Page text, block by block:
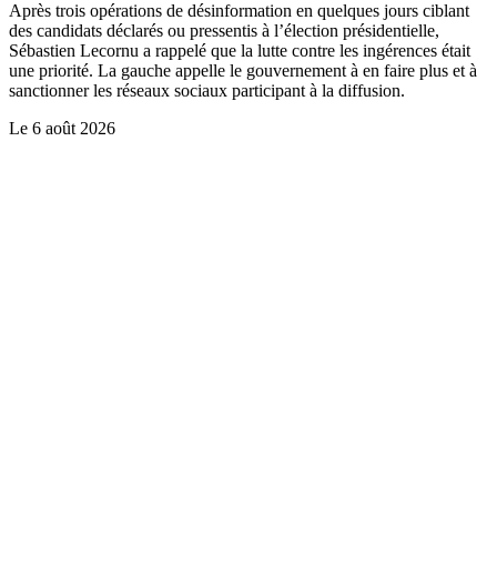
Après trois opérations de désinformation en quelques jours ciblant
des candidats déclarés ou pressentis à l’élection présidentielle,
Sébastien Lecornu a rappelé que la lutte contre les ingérences était
une priorité. La gauche appelle le gouvernement à en faire plus et à
sanctionner les réseaux sociaux participant à la diffusion.
Le 6 août 2026